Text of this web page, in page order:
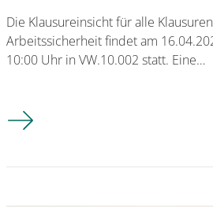
Die Klausureinsicht für alle
Arbeitssicherheit findet am
10:00 Uhr in VW.10.002 statt. Eine…
Klausureinsicht Wintersemester